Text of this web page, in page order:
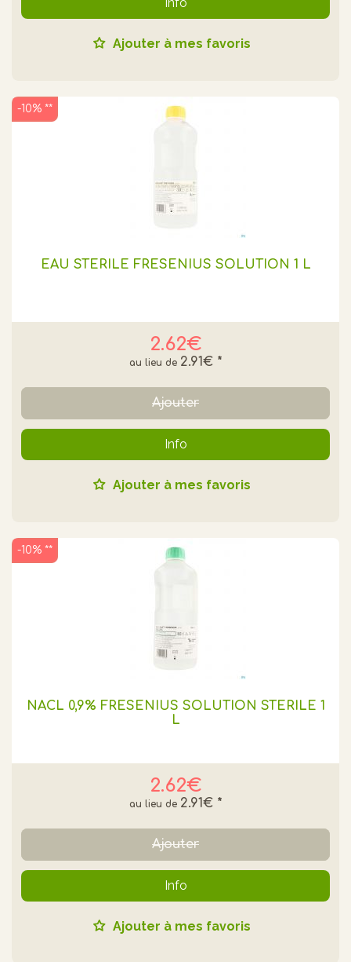
Ajouter à mes favoris
EAU STÉRILE FRESENIUS SOLUTION 1 L
2.62€
2.91€ *
-10% **
Ajouter
Info
Ajouter à mes favoris
NACL 0,9% FRESENIUS SOLUTION STÉRILE 1
L
2.62€
2.91€ *
-10% **
Ajouter
Info
Ajouter à mes favoris